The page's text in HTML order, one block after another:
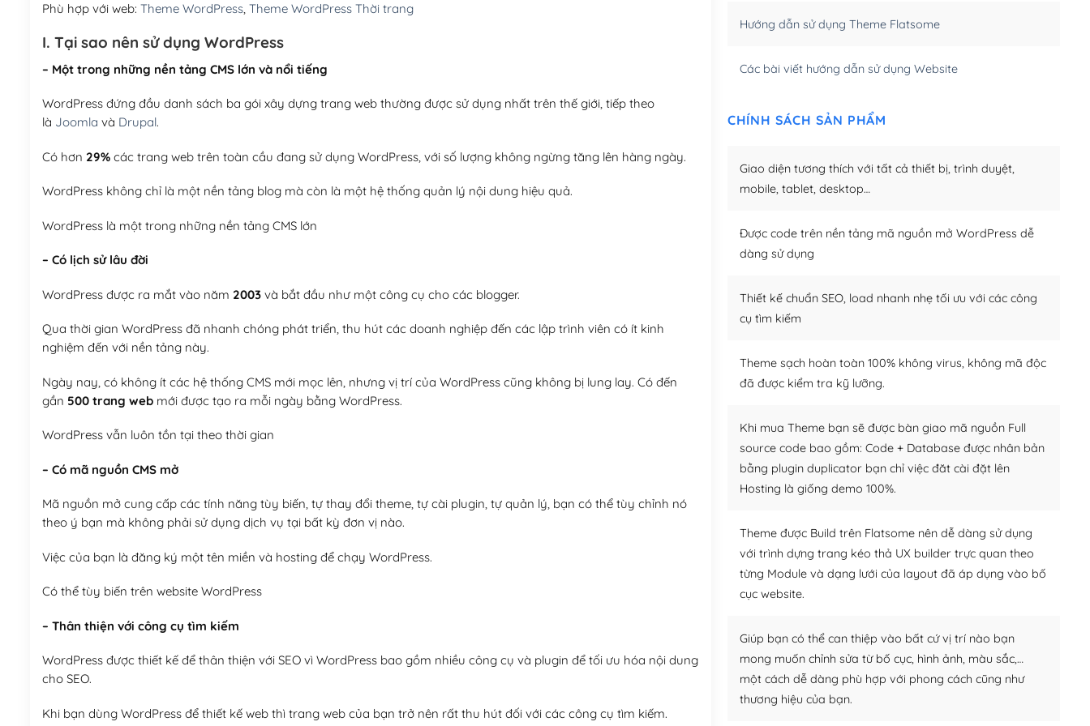
(+950,000₫)
Phù hợp với web: Theme WordPress, Theme WordPress Thời trang
I. Tại sao nên sử dụng WordPress
– Một trong những nền tảng CMS lớn và nổi tiếng
WordPress đứng đầu danh sách ba gói xây dựng trang web thường được sử dụng nhất trên thế giới, tiếp theo
là Joomla và Drupal.
Có hơn 29%các trang web trên toàn cầu đang sử dụng WordPress, với số lượng không ngừng tăng lên hàng ngày.
WordPress không chỉ là một nền tảng blog mà còn là một hệ thống quản lý nội dung hiệu quả.
WordPress là một trong những nền tảng CMS lớn
– Có lịch sử lâu đời
WordPress được ra mắt vào năm 2003và bắt đầu như một công cụ cho các blogger.
Qua thời gian WordPress đã nhanh chóng phát triển, thu hút các doanh nghiệp đến các lập trình viên có ít kinh
nghiệm đến với nền tảng này.
Ngày nay, có không ít các hệ thống CMS mới mọc lên, nhưng vị trí của WordPress cũng không bị lung lay. Có đến
gần 500 trang webmới được tạo ra mỗi ngày bằng WordPress.
WordPress vẫn luôn tồn tại theo thời gian
– Có mã nguồn CMS mở
Mã nguồn mở cung cấp các tính năng tùy biến, tự thay đổi theme, tự cài plugin, tự quản lý, bạn có thể tùy chỉnh nó
theo ý bạn mà không phải sử dụng dịch vụ tại bất kỳ đơn vị nào.
Việc của bạn là đăng ký một tên miền và hosting để chạy WordPress.
Có thể tùy biến trên website WordPress
– Thân thiện với công cụ tìm kiếm
WordPress được thiết kế để thân thiện với SEO vì WordPress bao gồm nhiều công cụ và plugin để tối ưu hóa nội dung
cho SEO.
Khi bạn dùng WordPress để thiết kế web thì trang web của bạn trở nên rất thu hút đối với các công cụ tìm kiếm.
Hướng dẫn sử dụng Theme Flatsome
Các bài viết hướng dẫn sử dụng Website
CHÍNH SÁCH SẢN PHẨM
Giao diện tương thích với tất cả thiết bị, trình duyệt,
mobile, tablet, desktop…
Được code trên nền tảng mã nguồn mở WordPress dễ
dàng sử dụng
Thiết kế chuẩn SEO, load nhanh nhẹ tối ưu với các công
cụ tìm kiếm
Theme sạch hoàn toàn 100% không virus, không mã độc
đã được kiểm tra kỹ lưỡng.
Khi mua Theme bạn sẽ được bàn giao mã nguồn Full
source code bao gồm: Code + Database được nhân bản
bằng plugin duplicator bạn chỉ việc đăt cài đặt lên
Hosting là giống demo 100%.
Theme được Build trên Flatsome nên dễ dàng sử dụng
với trình dựng trang kéo thả UX builder trực quan theo
từng Module và dạng lưới của layout đã áp dụng vào bố
cục website.
Giúp bạn có thể can thiệp vào bất cứ vị trí nào bạn
mong muốn chỉnh sửa từ bố cục, hình ảnh, màu sắc,…
một cách dễ dàng phù hợp với phong cách cũng như
thương hiệu của bạn.